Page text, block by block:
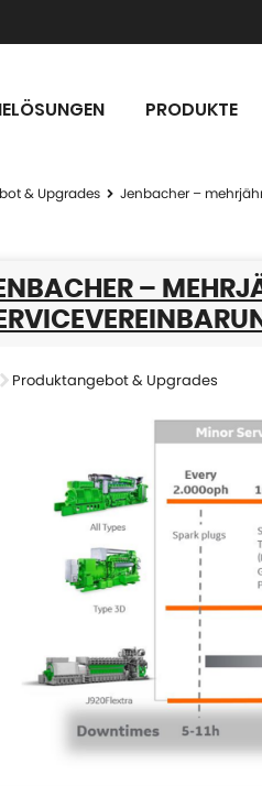
PRODUKTE
& Upgrades Jenbacher –
–
Produktangebot & Upgrades